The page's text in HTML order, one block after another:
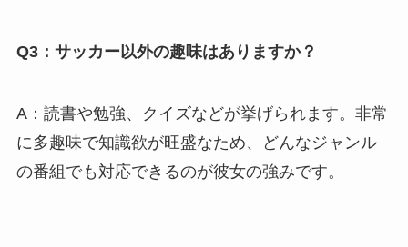
Q3：サッカー以外の趣味はありますか？
A：読書や勉強、クイズなどが挙げられます。非常
に多趣味で知識欲が旺盛なため、どんなジャンル
の番組でも対応できるのが彼女の強みです。